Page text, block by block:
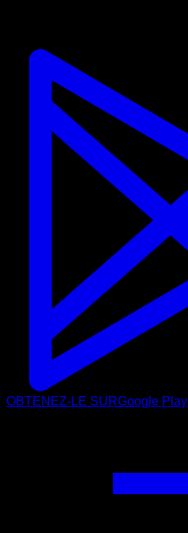
OBTENEZ-LE SURGoogle Play